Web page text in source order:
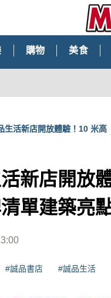
購物 美食
生活新店開放體驗！10 米高
新店開放
單建築亮
#誠品書店 #誠品生活